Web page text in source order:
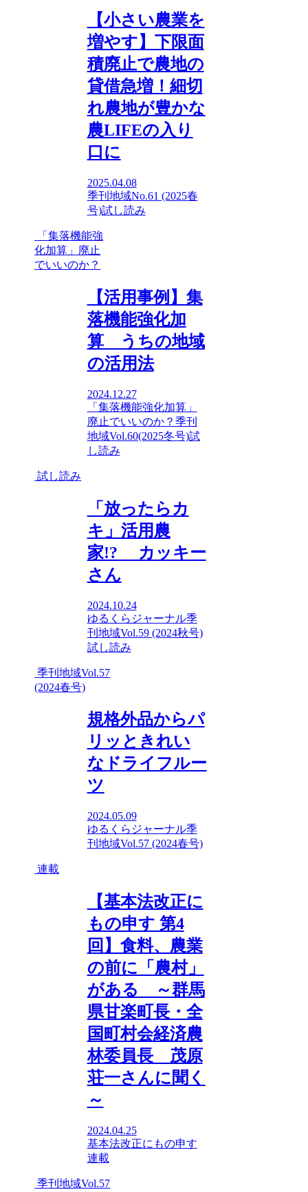
【小さい農業を
増やす】下限面
積廃止で農地の
貸借急増！細切
れ農地が豊かな
農LIFEの入り
口に
2025.04.08
季刊地域No.61 (2025春
号)試し読み
「集落機能強
化加算」廃止
でいいのか？
【活用事例】集
落機能強化加
算 うちの地域
の活用法
2024.12.27
「集落機能強化加算」
廃止でいいのか？ 季刊
地域Vol.60(2025冬号)試
し読み
試し読み
「放ったらカ
キ」活用農
家!? カッキー
さん
2024.10.24
ゆるくらジャーナル季
刊地域Vol.59 (2024秋号)
試し読み
季刊地域Vol.57
(2024春号)
規格外品からパ
リッときれい
なドライフルー
ツ
2024.05.09
ゆるくらジャーナル季
刊地域Vol.57 (2024春号)
連載
【基本法改正に
もの申す 第4
回】食料、農業
の前に「農村」
がある ～群馬
県甘楽町長・全
国町村会経済農
林委員長 茂原
荘一さんに聞く
～
2024.04.25
基本法改正にもの申す
連載
季刊地域Vol.57